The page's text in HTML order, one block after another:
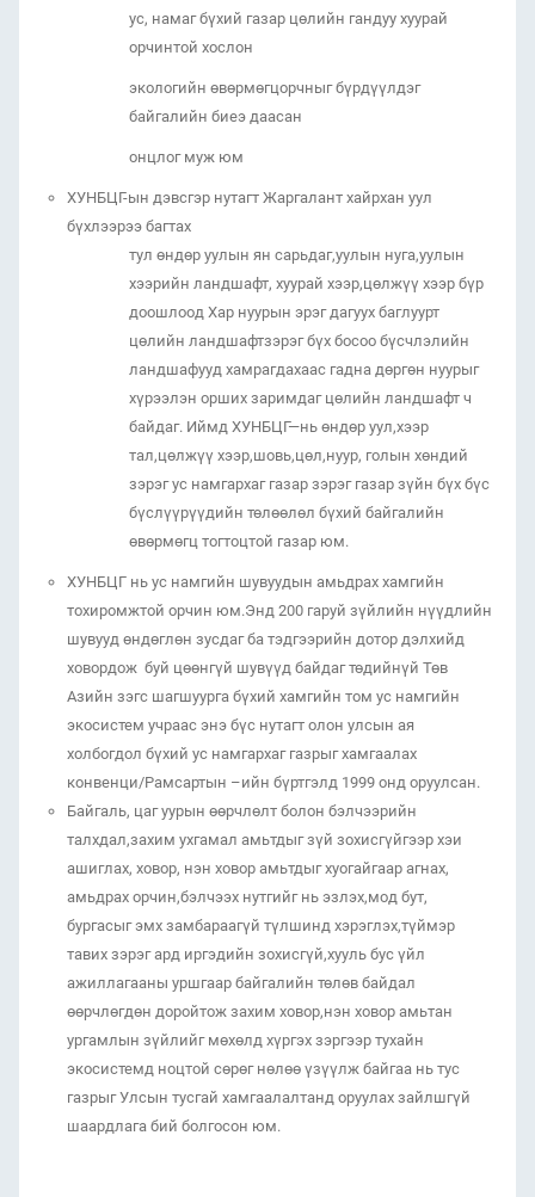
ус, намаг бүхий газар цөлийн гандуу хуурай
орчинтой хослон
экологийн өвөрмөгцорчныг бүрдүүлдэг
байгалийн биеэ даасан
онцлог муж юм
ХУНБЦГ-ын дэвсгэр нутагт Жаргалант хайрхан уул
бүхлээрээ багтах
тул өндөр уулын ян сарьдаг,уулын нуга,уулын
хээрийн ландшафт, хуурай хээр,цөлжүү хээр бүр
доошлоод Хар нуурын эрэг дагуух баглуурт
цөлийн ландшафтзэрэг бүх босоо бүсчлэлийн
ландшафууд хамрагдахаас гадна дөргөн нуурыг
хүрээлэн орших заримдаг цөлийн ландшафт ч
байдаг. Иймд ХУНБЦГ—нь өндөр уул,хээр
тал,цөлжүү хээр,шовь,цөл,нуур, голын хөндий
зэрэг ус намгархаг газар зэрэг газар зүйн бүх бүс
бүслүүрүүдийн төлөөлөл бүхий байгалийн
өвөрмөгц тогтоцтой газар юм.
ХУНБЦГ нь ус намгийн шувуудын амьдрах хамгийн
тохиромжтой орчин юм.Энд 200 гаруй зүйлийн нүүдлийн
шувууд өндөглөн зусдаг ба тэдгээрийн дотор дэлхийд
ховордож буй цөөнгүй шувүүд байдаг төдийнүй Төв
Азийн зэгс шагшуурга бүхий хамгийн том ус намгийн
экосистем учраас энэ бүс нутагт олон улсын ая
холбогдол бүхий ус намгархаг газрыг хамгаалах
конвенци/Рамсартын –ийн бүртгэлд 1999 онд оруулсан.
Байгаль, цаг уурын өөрчлөлт болон бэлчээрийн
талхдал,захим ухгамал амьтдыг зүй зохисгүйгээр хэи
ашиглах, ховор, нэн ховор амьтдыг хуогайгаар агнах,
амьдрах орчин,бэлчээх нутгийг нь эзлэх,мод бут,
бургасыг эмх замбараагүй түлшинд хэрэглэх,түймэр
тавих зэрэг ард иргэдийн зохисгүй,хууль бус үйл
ажиллагааны уршгаар байгалийн төлөв байдал
өөрчлөгдөн доройтож захим ховор,нэн ховор амьтан
ургамлын зүйлийг мөхөлд хүргэх зэргээр тухайн
экосистемд ноцтой сөрөг нөлөө үзүүлж байгаа нь тус
газрыг Улсын тусгай хамгаалалтанд оруулах зайлшгүй
шаардлага бий болгосон юм.